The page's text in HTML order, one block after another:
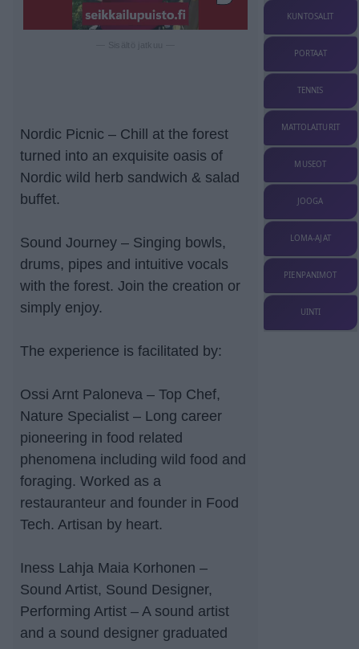
Nordic Picnic – Chill at the forest
turned into an exquisite oasis of
Nordic wild herb sandwich & salad
buffet.
Sound Journey – Singing bowls,
drums, pipes and intuitive vocals
with the forest. Join the creation or
simply enjoy.
The experience is facilitated by:
Ossi Arnt Paloneva – Top Chef,
Nature Specialist – Long career
pioneering in food related
phenomena including wild food and
foraging. Worked as a
restauranteur and founder in Food
Tech. Artisan by heart.
Iness Lahja Maia Korhonen –
Sound Artist, Sound Designer,
Performing Artist – A sound artist
and a sound designer graduated
KUNTOSALIT
PORTAAT
TENNIS
MATTOLAITURIT
MUSEOT
JOOGA
LOMA-AJAT
PIENPANIMOT
UINTI